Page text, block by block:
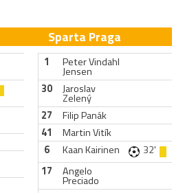
Sparta Praga
1 Peter Vindahl
Jensen
30
Jaroslav
Zelený
27
Filip Panák
41
Martin Vitík
6
Kaan Kairinen
32'
17
Angelo
Preciado